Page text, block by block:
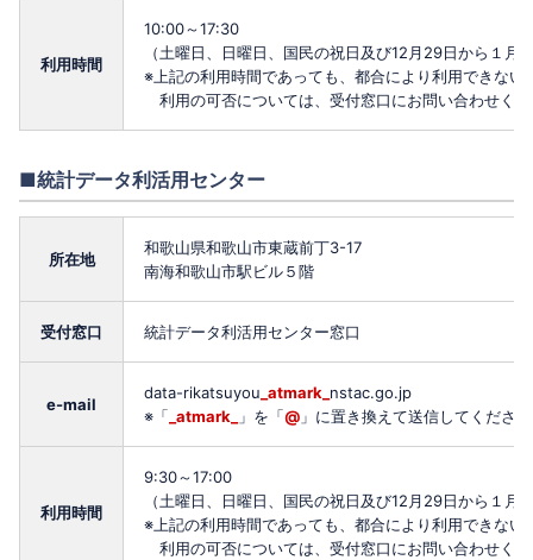
利用時間
10:00～17:30
（土曜日、日曜日、国民の祝日及び12月29日から１月
※上記の利用時間であっても、都合により利用できない
利用の可否については、受付窓口にお問い合わせく
■統計データ利活用センター
所在地
和歌山県和歌山市東蔵前丁3-17
南海和歌山市駅ビル５階
受付窓口 統計データ利活用センター窓口
e-mail
data-rikatsuyou _atmark_ nstac.go.jp
※「 _atmark_ 」を「@ 」に置き換えて送信してくださ
利用時間
9:30～17:00
（土曜日、日曜日、国民の祝日及び12月29日から１月
※上記の利用時間であっても、都合により利用できない
利用の可否については、受付窓口にお問い合わせく